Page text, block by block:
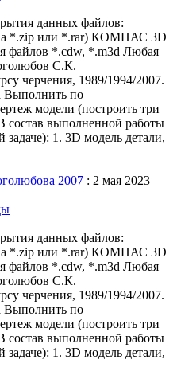
данных файлов:
*.zip или *.rar) КОМПАС 3D
файлов *.cdw, *.m3d Любая
С.К.
черчения, 1989/1994/2007.
Выполнить по
модели (построить три
состав выполненной работы
1. 3D модель детали,
2007 : 2 мая 2023
данных файлов:
*.zip или *.rar) КОМПАС 3D
файлов *.cdw, *.m3d Любая
С.К.
черчения, 1989/1994/2007.
Выполнить по
модели (построить три
состав выполненной работы
1. 3D модель детали,